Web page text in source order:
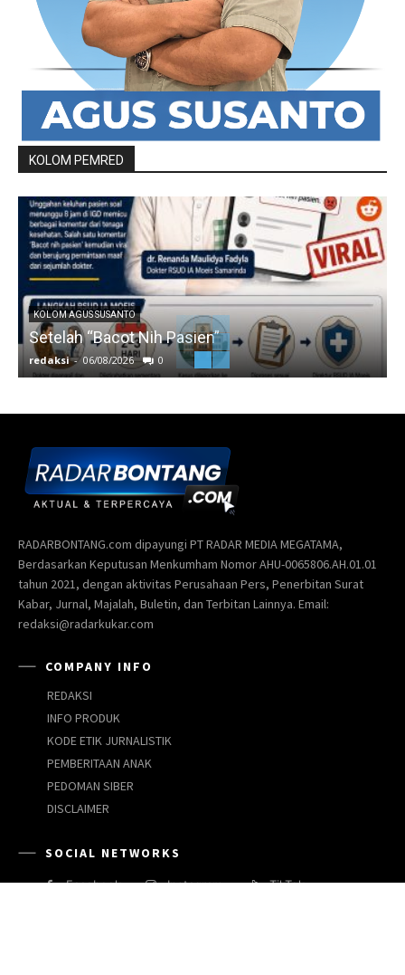
KOLOM PEMRED
KOLOM AGUS SUSANTO
Setelah “Bacot Nih Pasien”
redaksi - 06/08/2026 0
RADARBONTANG.com dipayungi PT RADAR MEDIA MEGATAMA,
Berdasarkan Keputusan Menkumham Nomor AHU-0065806.AH.01.01
tahun 2021, dengan aktivitas Perusahaan Pers, Penerbitan Surat
Kabar, Jurnal, Majalah, Buletin, dan Terbitan Lainnya. Email:
redaksi@radarkukar.com
COMPANY INFO
REDAKSI
INFO PRODUK
KODE ETIK JURNALISTIK
PEMBERITAAN ANAK
PEDOMAN SIBER
DISCLAIMER
SOCIAL NETWORKS
Facebook Instagram TikTok